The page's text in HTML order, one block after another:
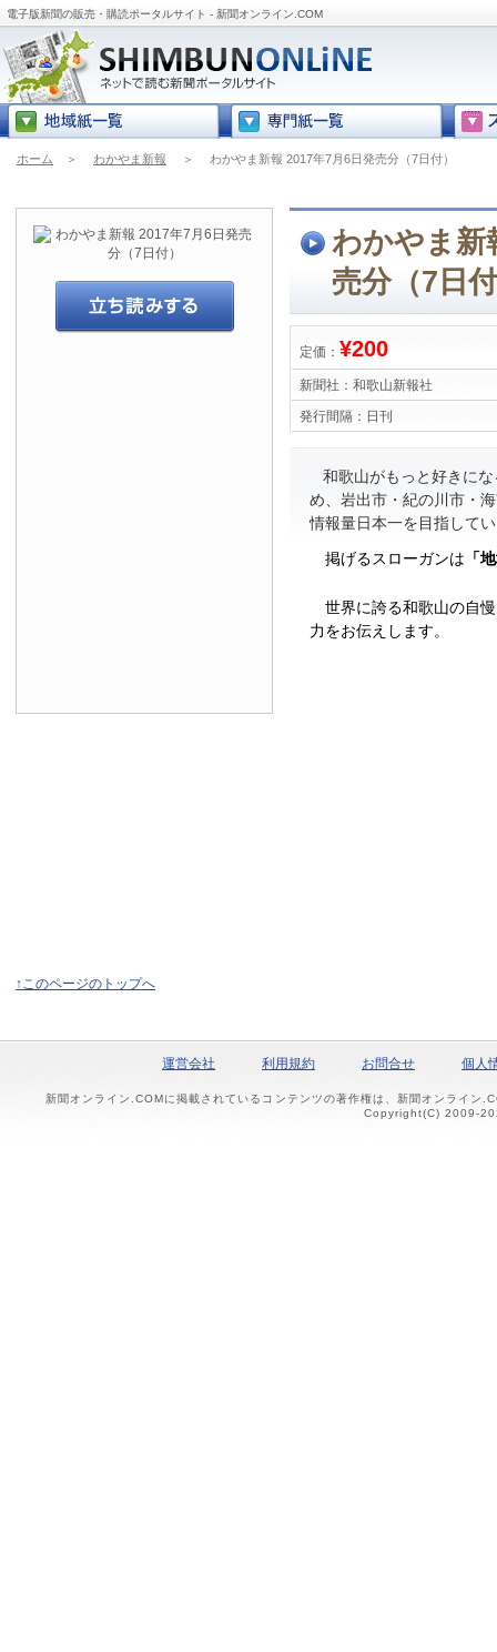
電子版新聞の販売・購読ポータルサイト - 新聞オンライン.COM
ホーム ＞ わかやま新報 ＞ わかやま新報 2017年7月6日発売分（7日付）
わかやま新
売分（7日
定価： ¥200
新聞社： 和歌山新報社
発行間隔： 日刊
和歌山がもっと好きに
め、岩出市・紀の川市・
情報量日本一を目指して
掲げるスローガンは 「
世界に誇る和歌山の自
力をお伝えします。
↑このページのトップへ
運営会社 利用規約 お問合せ 個人
新聞オンライン.COMに掲載されているコンテンツの著作権は、新聞オンライン
Copyright(C) 2009-